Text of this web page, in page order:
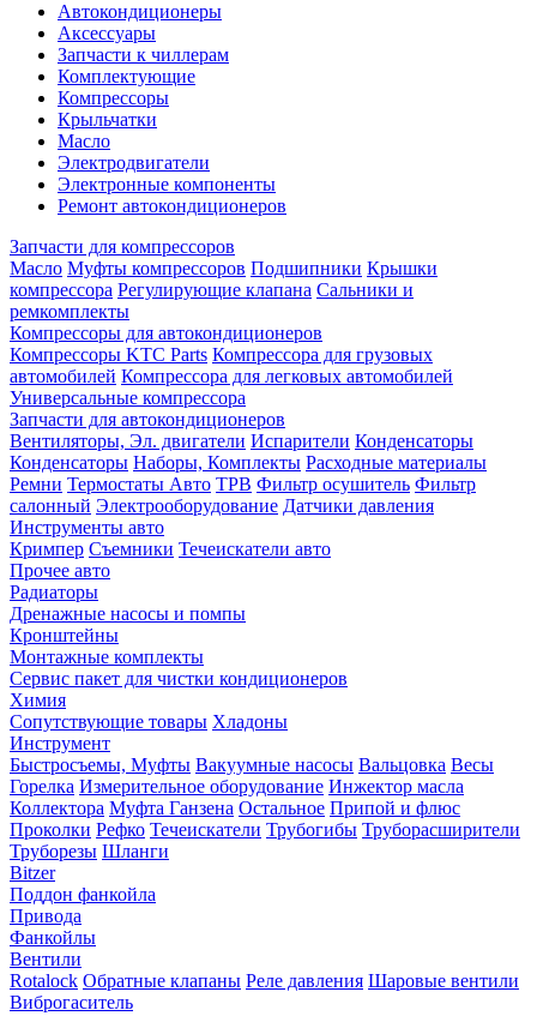
Автокондиционеры
Аксессуары
Запчасти к чиллерам
Комплектующие
Компрессоры
Крыльчатки
Масло
Электродвигатели
Электронные компоненты
Ремонт автокондиционеров
Запчасти для компрессоров
Масло Муфты компрессоров Подшипники Крышки
компрессора Регулирующие клапана Сальники и
ремкомплекты
Компрессоры для автокондиционеров
Компрессоры KTC Parts Компрессора для грузовых
автомобилей Компрессора для легковых автомобилей
Универсальные компрессора
Запчасти для автокондиционеров
Вентиляторы, Эл. двигатели Испарители Конденсаторы
Конденсаторы Наборы, Комплекты Расходные материалы
Ремни Термостаты Авто ТРВ Фильтр осушитель Фильтр
салонный Электрооборудование Датчики давления
Инструменты авто
Кримпер Съемники Течеискатели авто
Прочее авто
Радиаторы
Дренажные насосы и помпы
Кронштейны
Монтажные комплекты
Сервис пакет для чистки кондиционеров
Химия
Сопутствующие товары Хладоны
Инструмент
Быстросъемы, Муфты Вакуумные насосы Вальцовка Весы
Горелка Измерительное оборудование Инжектор масла
Коллектора Муфта Ганзена Остальное Припой и флюс
Проколки Рефко Течеискатели Трубогибы Труборасширители
Труборезы Шланги
Bitzer
Поддон фанкойла
Привода
Фанкойлы
Вентили
Rotalock Обратные клапаны Реле давления Шаровые вентили
Виброгаситель